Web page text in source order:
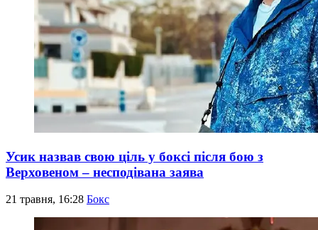
Усик назвав свою ціль у боксі після бою з
Верховеном – несподівана заява
21 травня, 16:28 Бокс